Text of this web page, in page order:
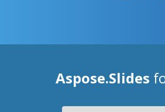
Aspose.Slides